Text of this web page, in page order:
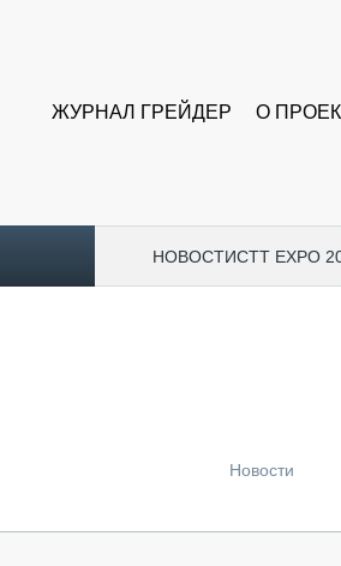
ЖУРНАЛ ГРЕЙДЕР О
НОВОСТИCTT EXPO
Новости